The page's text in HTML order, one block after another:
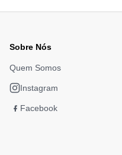
Sobre Nós
Quem Somos
Instagram
Facebook